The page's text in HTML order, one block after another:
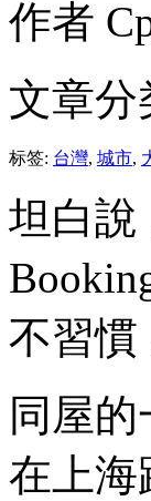
作者
文章分
标签: 台灣, 城市,
坦白說
不習慣
同屋
在上海